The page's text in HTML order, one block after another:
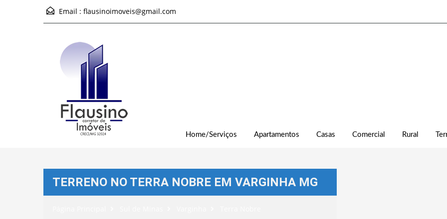
Email : flausinoimoveis@gmail.com
Home/Serviços Apartamentos Casas Comercial Rural
TERRENO NO TERRA NOBRE EM VARGINHA MG